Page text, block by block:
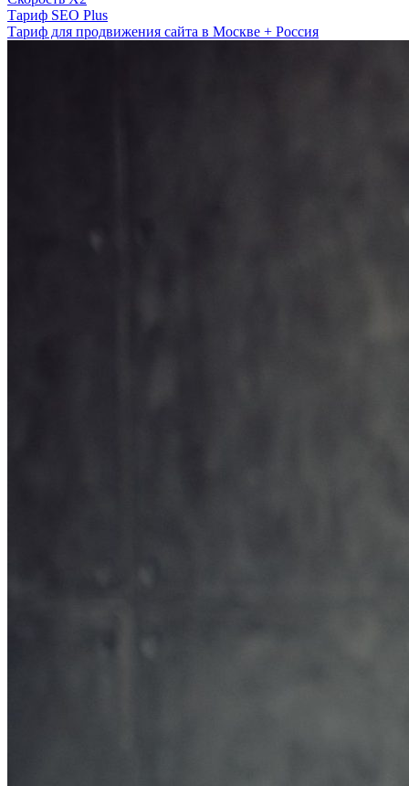
Тариф SEO Plus
Тариф для продвижения сайта в Москве + Россия